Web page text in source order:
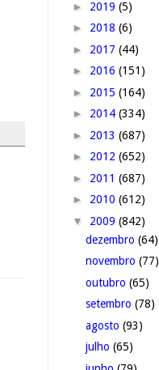
► 2019 (5)
► 2018 (6)
► 2017 (44)
► 2016 (151)
► 2015 (164)
► 2014 (334)
► 2013 (687)
► 2012 (652)
► 2011 (687)
► 2010 (612)
▼ 2009 (842)
dezembro (64)
novembro (77)
outubro (65)
setembro (78)
agosto (93)
julho (65)